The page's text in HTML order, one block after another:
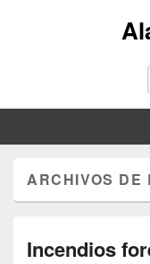
ARCHIVOS
Incendios